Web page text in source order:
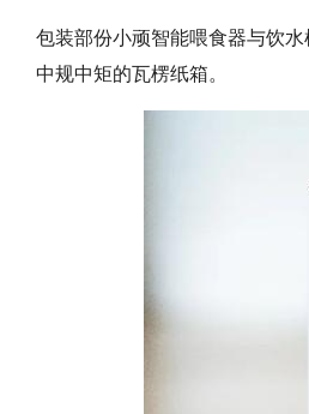
包装部份小顽智能喂食器与饮
中规中矩的瓦楞纸箱。